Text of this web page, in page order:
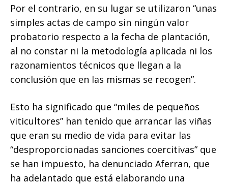
Por el contrario, en su lugar se utilizaron “unas
simples actas de campo sin ningún valor
probatorio respecto a la fecha de plantación,
al no constar ni la metodología aplicada ni los
razonamientos técnicos que llegan a la
conclusión que en las mismas se recogen”.
Esto ha significado que “miles de pequeños
viticultores” han tenido que arrancar las viñas
que eran su medio de vida para evitar las
“desproporcionadas sanciones coercitivas” que
se han impuesto, ha denunciado Aferran, que
ha adelantado que está elaborando una